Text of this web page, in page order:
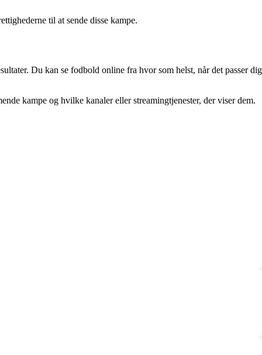
til at sende disse kampe.
Du kan se fodbold online fra hvor som helst, når det passer dig
kampe og hvilke kanaler eller streamingtjenester, der viser dem.